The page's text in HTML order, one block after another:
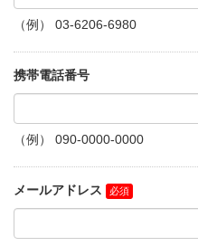
（例） 03-6206-6980
携帯電話番号
（例） 090-0000-0000
メールアドレス